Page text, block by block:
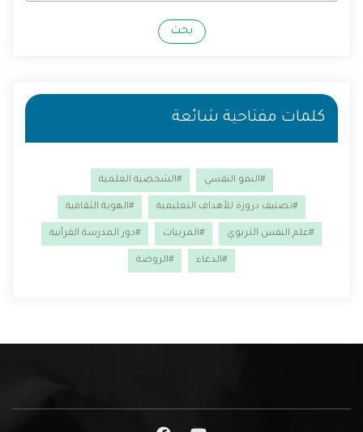
بحث
كلمات مفتاحية شائعة
#النمو النفسي #الشخصية العلمية
#تصنيف دروزة للأهداف التعليمية #الهوية الثقافية
#علم النفس التربوي #المربيات #دور المدرسة القرآنية
#الدعاء #الروضة